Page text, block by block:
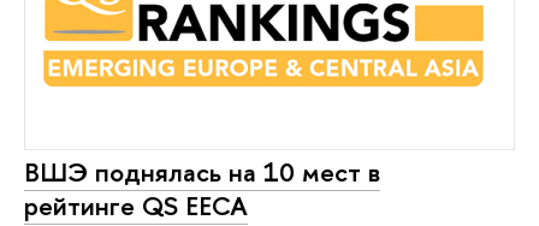
ВШЭ поднялась на 10 мест в
рейтинге QS EECA